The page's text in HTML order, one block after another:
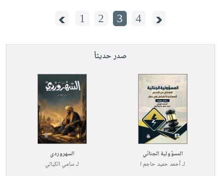
1 2 3 4
صدر حديثاً
المسؤولية الجنائي
لـأحمد حميد حاجم ا
السهروردي
لـسامي الكيالي